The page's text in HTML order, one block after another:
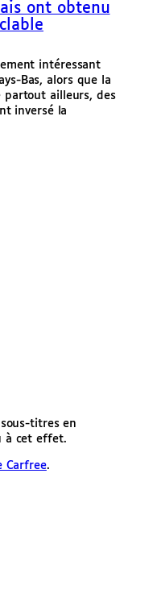
ont obtenu
intéressant
Bas, alors que la
partout ailleurs, des
inversé la
titres en
à cet effet.
Carfree.